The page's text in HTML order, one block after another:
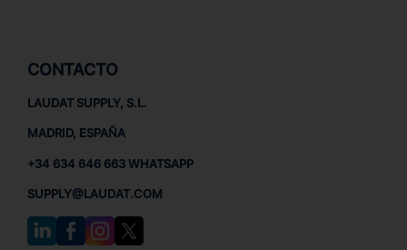
CONTACTO
LAUDAT SUPPLY, S.L.
MADRID, ESPAÑA
+34 634 646 663 WHATSAPP
SUPPLY@LAUDAT.COM